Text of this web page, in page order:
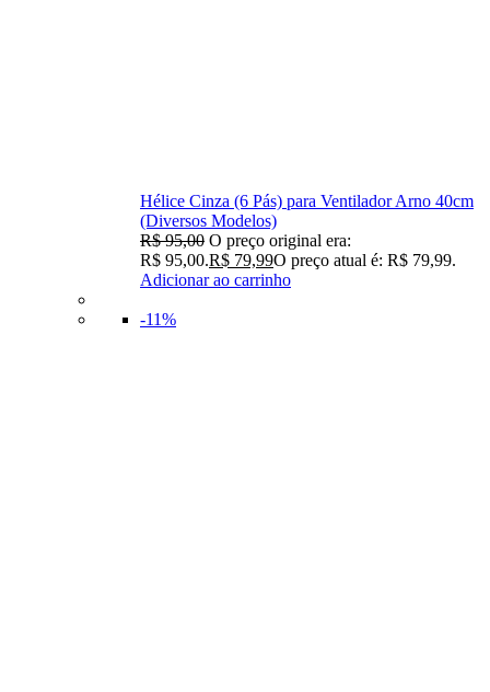
Hélice Cinza (6 Pás) para Ventilador Arno 40cm
(Diversos Modelos)
R$95,00 O preço original era:
R$ 95,00.R$ 79,99O preço atual é: R$ 79,99.
Adicionar ao carrinho
-11%